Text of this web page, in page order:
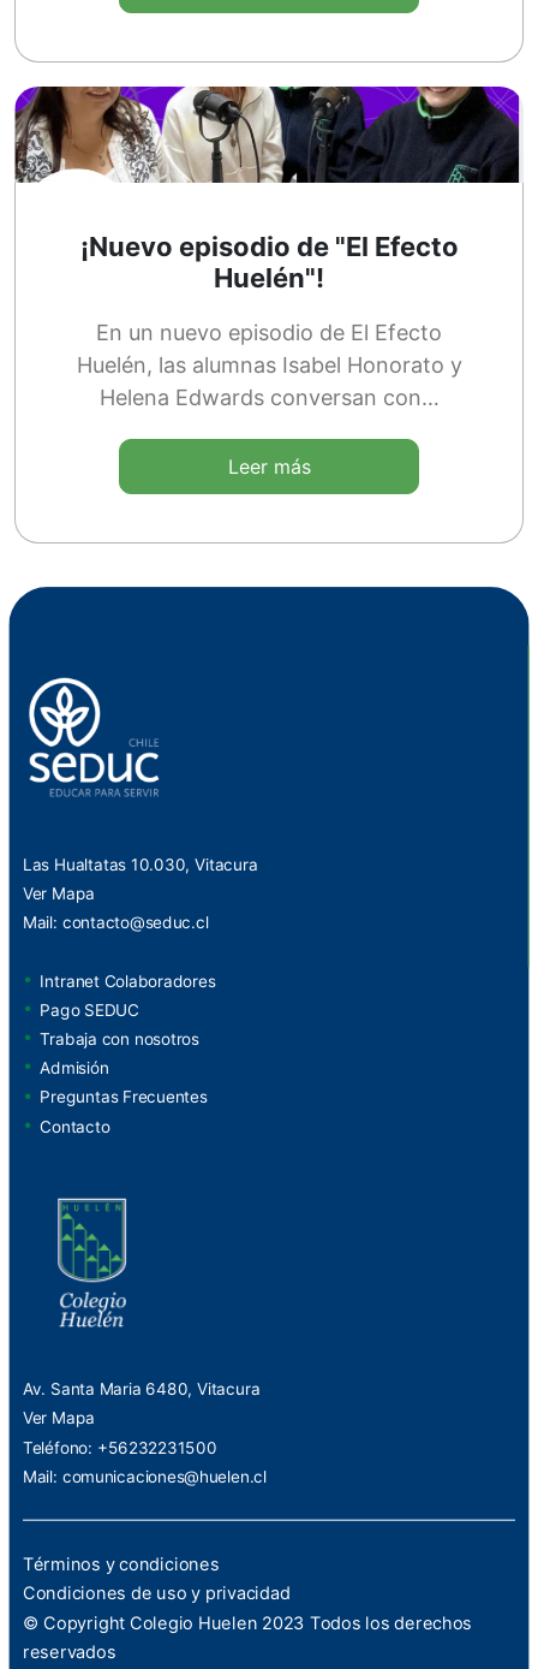
¡Nuevo episodio de "El Efecto
Huelén"!
En un nuevo episodio de El Efecto
Huelén, las alumnas Isabel Honorato y
Helena Edwards conversan con…
Leer más
Las Hualtatas 10.030, Vitacura
Ver Mapa
Mail: contacto@seduc.cl
Intranet Colaboradores
Pago SEDUC
Trabaja con nosotros
Admisión
Preguntas Frecuentes
Contacto
Av. Santa Maria 6480, Vitacura
Ver Mapa
Teléfono: +56232231500
Mail: comunicaciones@huelen.cl
Términos y condiciones
Condiciones de uso y privacidad
© Copyright Colegio Huelen 2023 Todos los derechos
reservados